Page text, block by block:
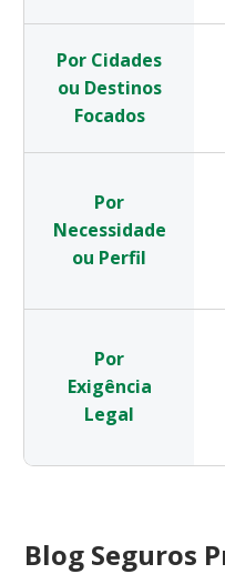
Por Cidades
ou Destinos
Focados
Por
Necessidade
ou Perfil
Por
Exigência
Legal
Blog Seguros